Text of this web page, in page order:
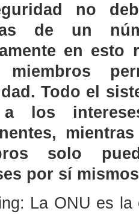
no
de un
en
miembros
Todo el
los
solo
por sí
La ONU es